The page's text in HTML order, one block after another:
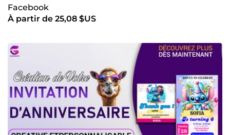
Facebook
À partir de 25,08 $US